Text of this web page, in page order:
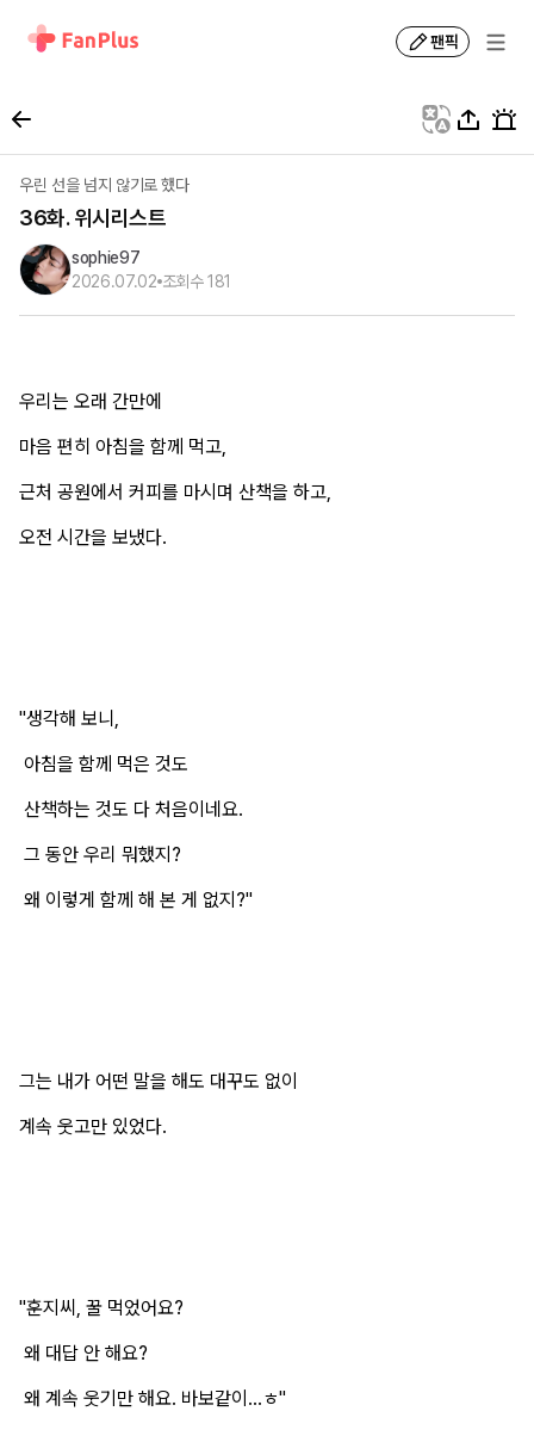
팬픽
우린 선을 넘지 않기로 했다
36화. 위시리스트
sophie97
2026.07.02 조회수 181
우리는 오래 간만에
마음 편히 아침을 함께 먹고,
근처 공원에서 커피를 마시며 산책을 하고,
오전 시간을 보냈다.
"생각해 보니,
아침을 함께 먹은 것도
산책하는 것도 다 처음이네요.
그 동안 우리 뭐했지?
왜 이렇게 함께 해 본 게 없지?"
그는 내가 어떤 말을 해도 대꾸도 없이
계속 웃고만 있었다.
"훈지씨, 꿀 먹었어요?
왜 대답 안 해요?
왜 계속 웃기만 해요. 바보같이...ㅎ"